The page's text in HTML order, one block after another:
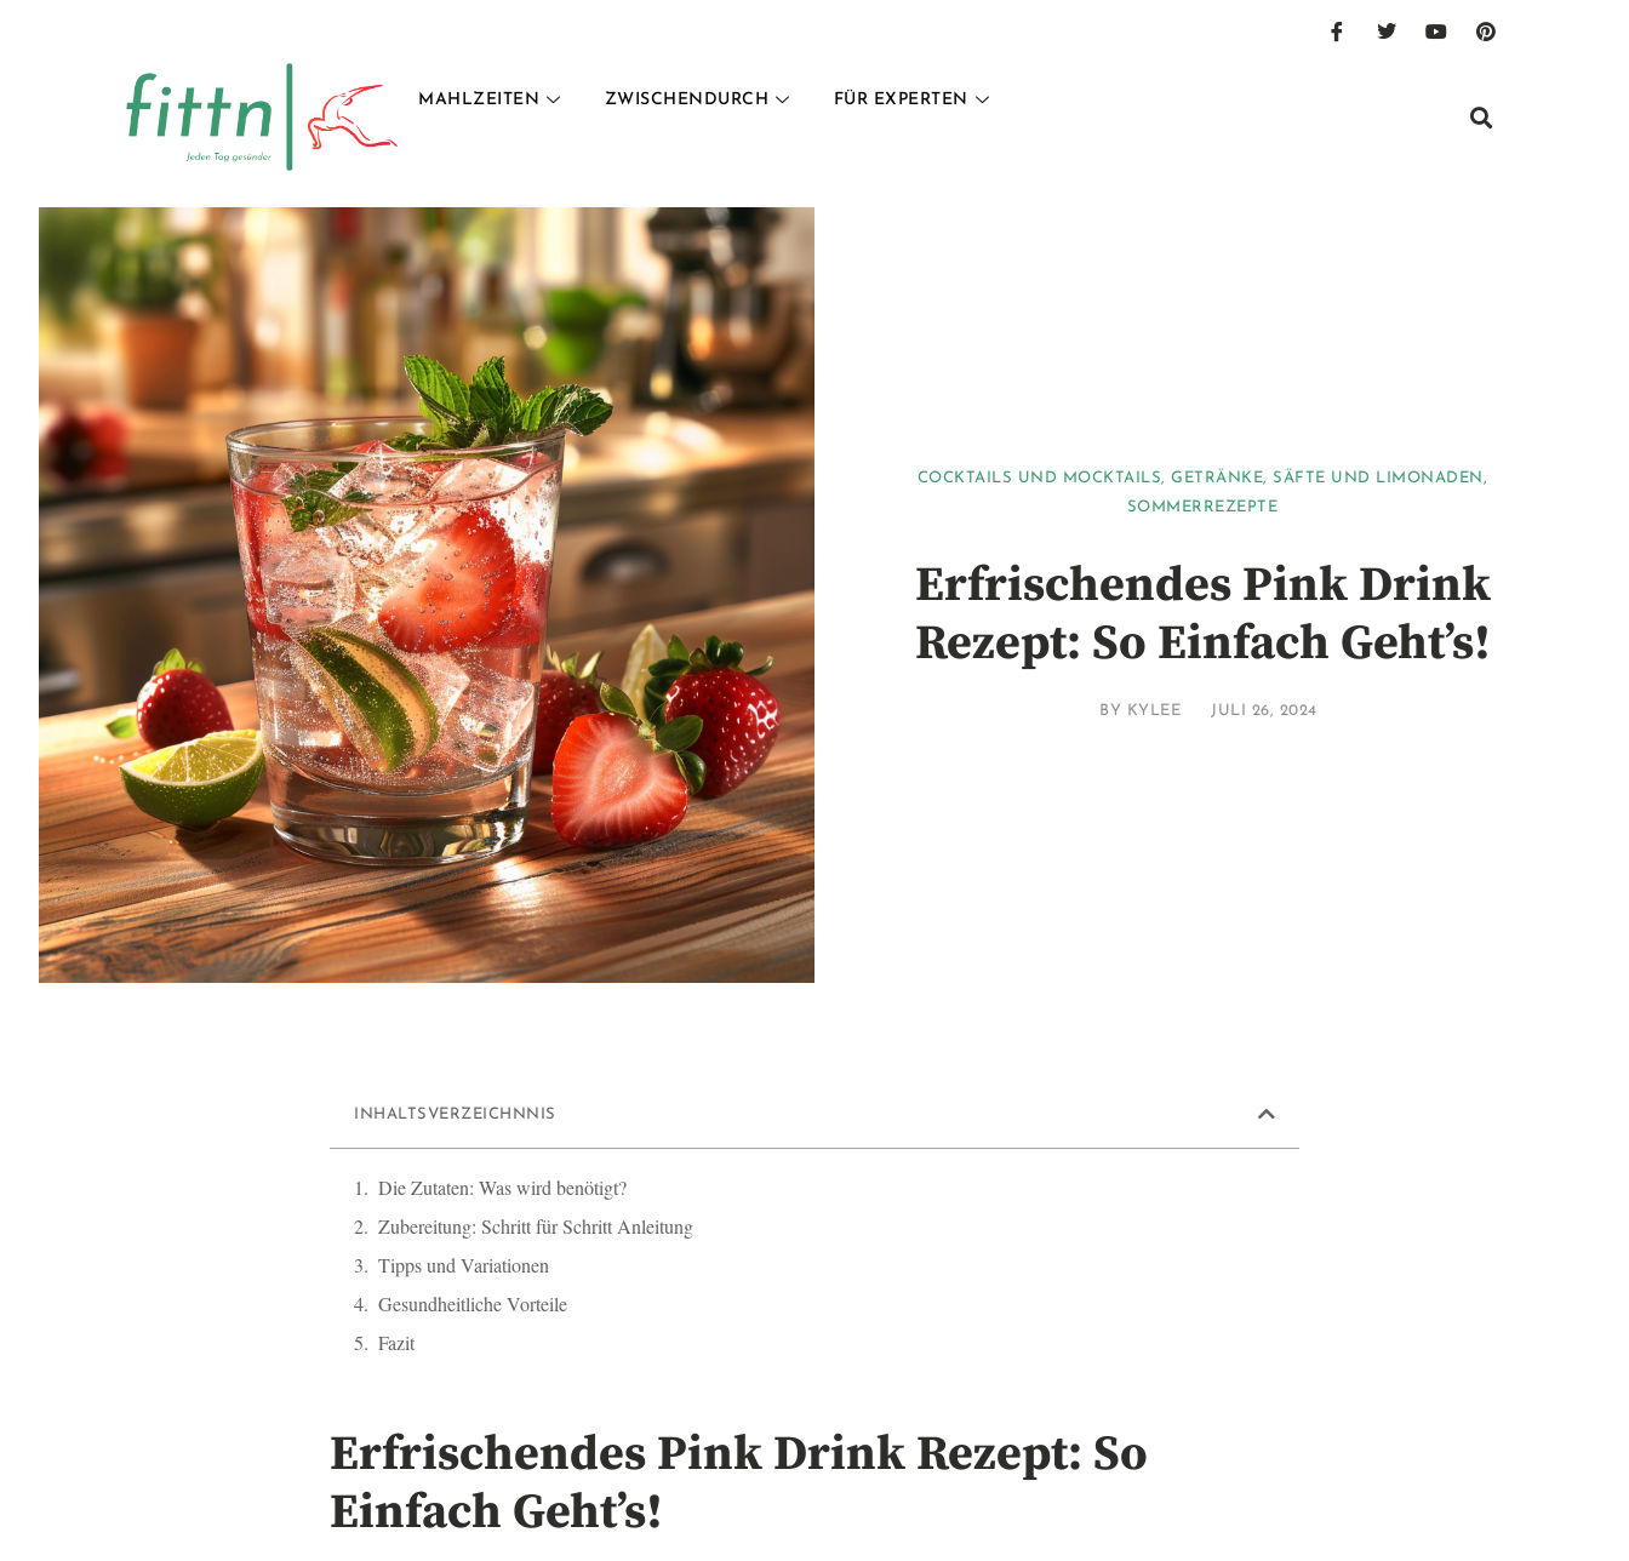
MAHLZEITEN ZWISCHENDURCH FÜR EXPERTEN
COCKTAILS UND MOCKTAILS,GETRÄNKE, SÄFTE UND LIMONADEN ,
SOMMERREZEPTE
Erfrischendes Pink Drink
Rezept: So Einfach Geht’s!
BY KYLEE JULI 26, 2024
INHALTSVERZEICHNNIS
Die Zutaten: Was wird benötigt?
Zubereitung: Schritt für Schritt Anleitung
Tipps und Variationen
Gesundheitliche Vorteile
Fazit
Erfrischendes Pink Drink Rezept: So
Einfach Geht’s!